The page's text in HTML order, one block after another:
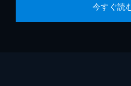
今すぐ読